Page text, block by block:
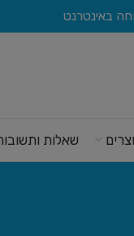
באינטרנט
שאלות